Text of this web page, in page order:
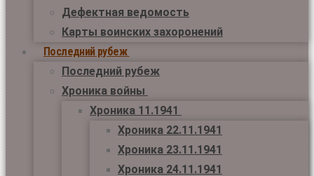
Дефектная ведомость
Карты воинских захоронений
Последний рубеж
Последний рубеж
Хроника войны
Хроника 11.1941
Хроника 22.11.1941
Хроника 23.11.1941
Хроника 24.11.1941